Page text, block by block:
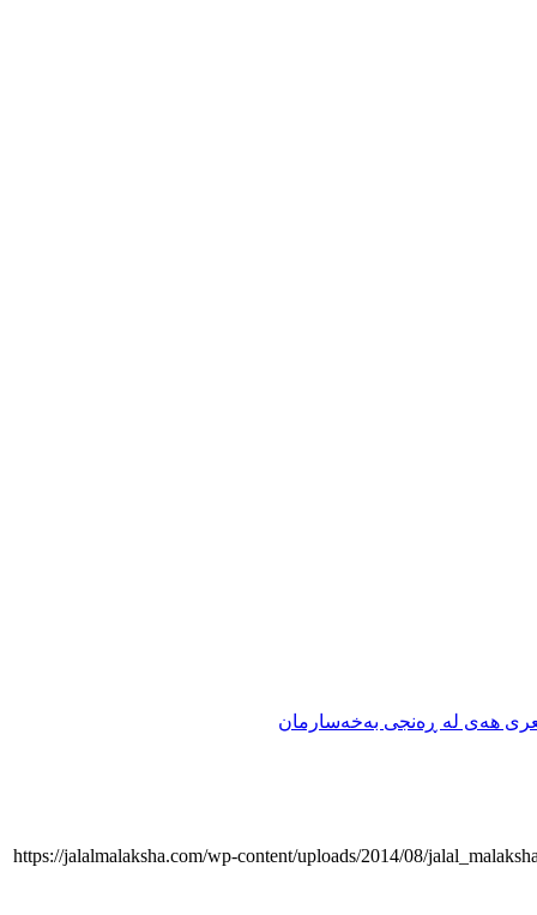
ھەی لە ڕەنجی بەخەسارمان
https://jalalmalaksha.com/wp-content/uploads/2014/08/